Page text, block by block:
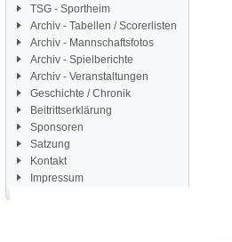
TSG - Sportheim
Archiv - Tabellen / Scorerlisten
Archiv - Mannschaftsfotos
Archiv - Spielberichte
Archiv - Veranstaltungen
Geschichte / Chronik
Beitrittserklärung
Sponsoren
Satzung
Kontakt
Impressum